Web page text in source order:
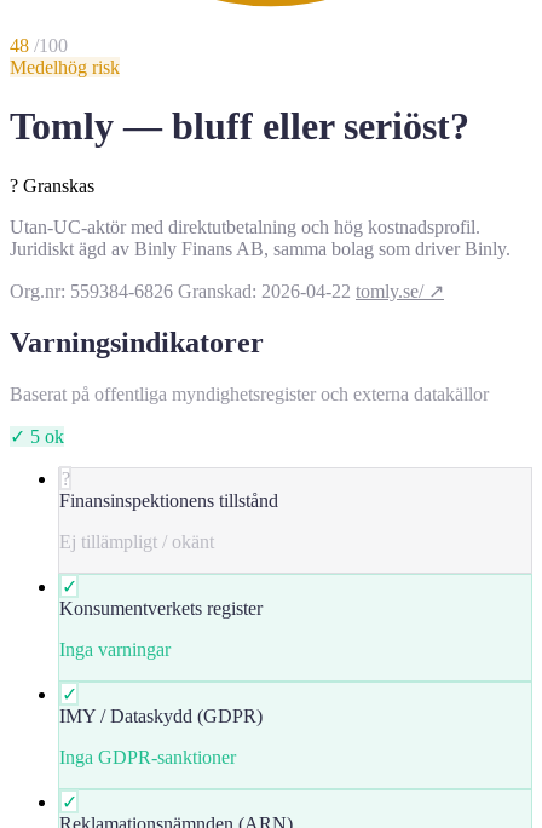
48 /100
Medelhög risk
Tomly — bluff eller seriöst?
? Granskas
Utan-UC-aktör med direktutbetalning och hög kostnadsprofil.
Juridiskt ägd av Binly Finans AB, samma bolag som driver Binly.
Org.nr: 559384-6826 Granskad: 2026-04-22 tomly.se/ ↗
Varningsindikatorer
Baserat på offentliga myndighetsregister och externa datakällor
✓ 5 ok
?
Finansinspektionens tillstånd
Ej tillämpligt / okänt
✓
Konsumentverkets register
Inga varningar
✓
IMY / Dataskydd (GDPR)
Inga GDPR-sanktioner
✓
Reklamationsnämnden (ARN)